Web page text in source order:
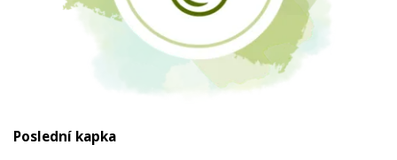
Poslední kapka